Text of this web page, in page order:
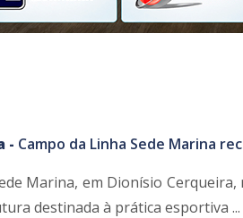
- Campo da Linha Sede Marina
Marina, em Dionísio
destinada à prática esportiva ...